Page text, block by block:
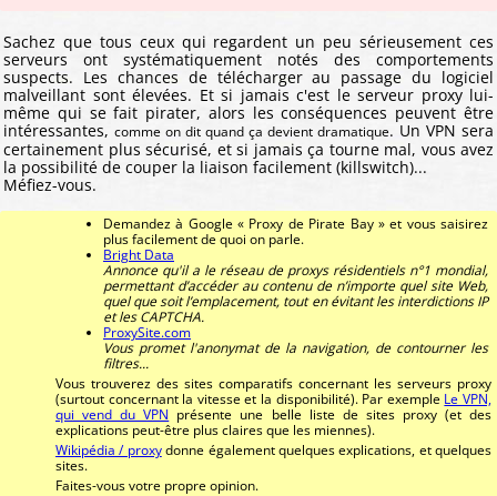
Sachez que tous ceux qui regardent un peu sérieusement ces
serveurs ont systématiquement notés des comportements
suspects. Les chances de télécharger au passage du logiciel
malveillant sont élevées. Et si jamais c'est le serveur proxy lui-
même qui se fait pirater, alors les conséquences peuvent être
intéressantes, comme on dit quand ça devient dramatique. Un VPN sera
certainement plus sécurisé, et si jamais ça tourne mal, vous avez
la possibilité de couper la liaison facilement (killswitch)...
Méfiez-vous.
Demandez à Google « Proxy de Pirate Bay » et vous saisirez
plus facilement de quoi on parle.
Bright Data
Annonce qu'il a le réseau de proxys résidentiels n°1 mondial,
permettant d’accéder au contenu de n’importe quel site Web,
quel que soit l’emplacement, tout en évitant les interdictions IP
et les CAPTCHA.
ProxySite.com
Vous promet l'anonymat de la navigation, de contourner les
filtres...
Vous trouverez des sites comparatifs concernant les serveurs proxy
(surtout concernant la vitesse et la disponibilité). Par exemple Le VPN,
qui vend du VPN présente une belle liste de sites proxy (et des
explications peut-être plus claires que les miennes).
Wikipédia / proxydonne également quelques explications, et quelques
sites.
Faites-vous votre propre opinion.